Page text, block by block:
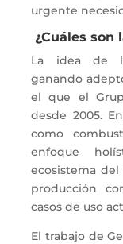
urgente
¿Cuáles son
La idea de
ganando
el que el
desde 2005.
como
enfoque
ecosistema
producción
casos de uso
El trabajo de